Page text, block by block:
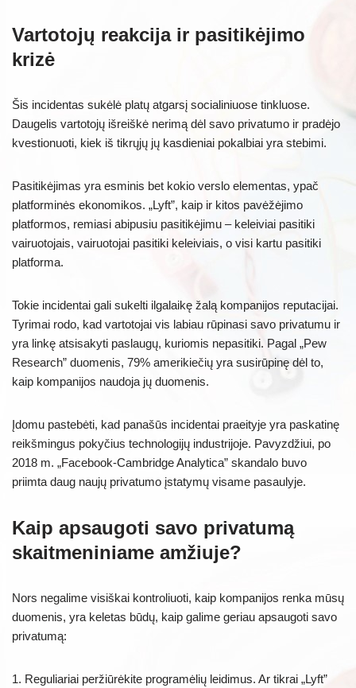
Vartotojų reakcija ir pasitikėjimo
krizė
Šis incidentas sukėlė platų atgarsį socialiniuose tinkluose.
Daugelis vartotojų išreiškė nerimą dėl savo privatumo ir pradėjo
kvestionuoti, kiek iš tikrųjų jų kasdieniai pokalbiai yra stebimi.
Pasitikėjimas yra esminis bet kokio verslo elementas, ypač
platforminės ekonomikos. „Lyft”, kaip ir kitos pavėžėjimo
platformos, remiasi abipusiu pasitikėjimu – keleiviai pasitiki
vairuotojais, vairuotojai pasitiki keleiviais, o visi kartu pasitiki
platforma.
Tokie incidentai gali sukelti ilgalaikę žalą kompanijos reputacijai.
Tyrimai rodo, kad vartotojai vis labiau rūpinasi savo privatumu ir
yra linkę atsisakyti paslaugų, kuriomis nepasitiki. Pagal „Pew
Research” duomenis, 79% amerikiečių yra susirūpinę dėl to,
kaip kompanijos naudoja jų duomenis.
Įdomu pastebėti, kad panašūs incidentai praeityje yra paskatinę
reikšmingus pokyčius technologijų industrijoje. Pavyzdžiui, po
2018 m. „Facebook-Cambridge Analytica” skandalo buvo
priimta daug naujų privatumo įstatymų visame pasaulyje.
Kaip apsaugoti savo privatumą
skaitmeniniame amžiuje?
Nors negalime visiškai kontroliuoti, kaip kompanijos renka mūsų
duomenis, yra keletas būdų, kaip galime geriau apsaugoti savo
privatumą:
1. Reguliariai peržiūrėkite programėlių leidimus. Ar tikrai „Lyft”